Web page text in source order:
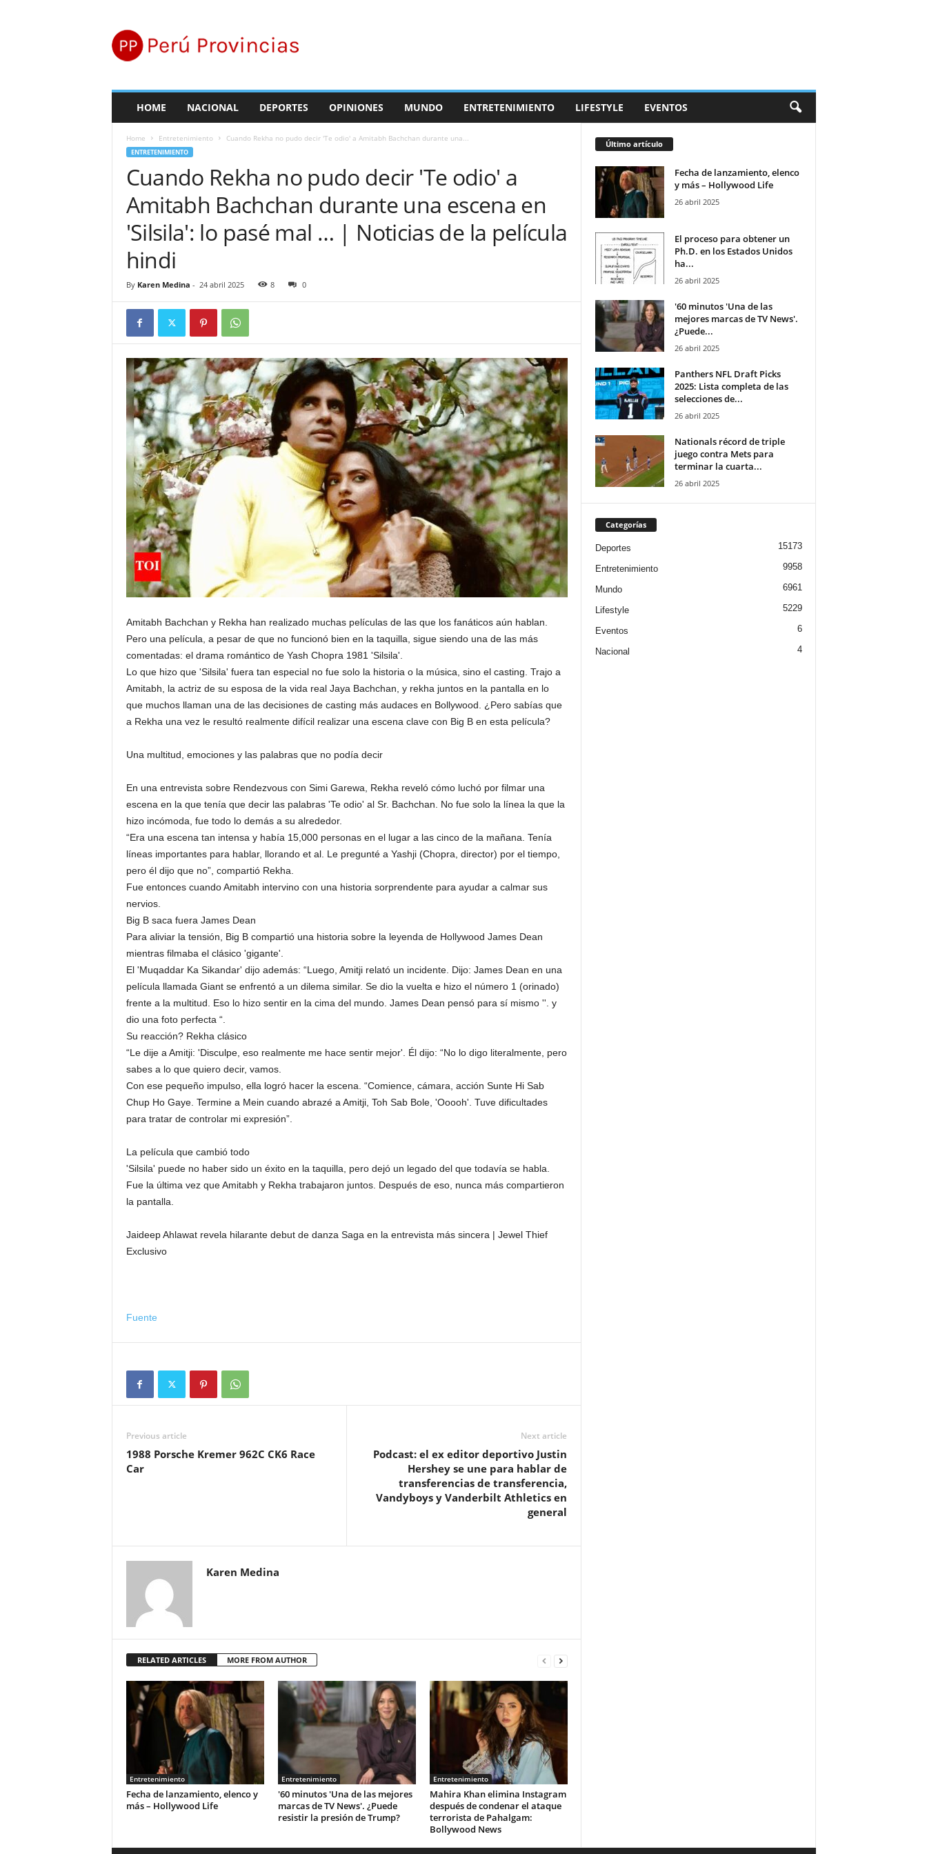
r
ú
HOME NACIONAL DEPORTES OPINIONES MUNDO ENTRETENIMIENTO LIFESTYLE EVENTOS
Home Entretenimiento Cuando Rekha no pudo decir 'Te odio' a Amitabh Bachchan durante una...
ENTRETENIMIENTO
Cuando Rekha no pudo decir 'Te odio' a
Amitabh Bachchan durante una escena en
'Silsila': lo pasé mal … | Noticias de la película
hindi
By Karen Medina - 24 abril 2025 8 0
Amitabh Bachchan y Rekha han realizado muchas películas de las que los fanáticos aún hablan.
Pero una película, a pesar de que no funcionó bien en la taquilla, sigue siendo una de las más
comentadas: el drama romántico de Yash Chopra 1981 'Silsila'.
Lo que hizo que 'Silsila' fuera tan especial no fue solo la historia o la música, sino el casting. Trajo a
Amitabh, la actriz de su esposa de la vida real Jaya Bachchan, y rekha juntos en la pantalla en lo
que muchos llaman una de las decisiones de casting más audaces en Bollywood. ¿Pero sabías que
a Rekha una vez le resultó realmente difícil realizar una escena clave con Big B en esta película?
Una multitud, emociones y las palabras que no podía decir
En una entrevista sobre Rendezvous con Simi Garewa, Rekha reveló cómo luchó por filmar una
escena en la que tenía que decir las palabras 'Te odio' al Sr. Bachchan. No fue solo la línea la que la
hizo incómoda, fue todo lo demás a su alrededor.
“Era una escena tan intensa y había 15,000 personas en el lugar a las cinco de la mañana. Tenía
líneas importantes para hablar, llorando et al. Le pregunté a Yashji (Chopra, director) por el tiempo,
pero él dijo que no”, compartió Rekha.
Fue entonces cuando Amitabh intervino con una historia sorprendente para ayudar a calmar sus
nervios.
Big B saca fuera James Dean
Para aliviar la tensión, Big B compartió una historia sobre la leyenda de Hollywood James Dean
mientras filmaba el clásico 'gigante'.
El 'Muqaddar Ka Sikandar' dijo además: “Luego, Amitji relató un incidente. Dijo: James Dean en una
película llamada Giant se enfrentó a un dilema similar. Se dio la vuelta e hizo el número 1 (orinado)
frente a la multitud. Eso lo hizo sentir en la cima del mundo. James Dean pensó para sí mismo ''. y
dio una foto perfecta “.
Su reacción? Rekha clásico
“Le dije a Amitji: 'Disculpe, eso realmente me hace sentir mejor'. Él dijo: “No lo digo literalmente, pero
sabes a lo que quiero decir, vamos.
Con ese pequeño impulso, ella logró hacer la escena. “Comience, cámara, acción Sunte Hi Sab
Chup Ho Gaye. Termine a Mein cuando abrazé a Amitji, Toh Sab Bole, 'Ooooh'. Tuve dificultades
para tratar de controlar mi expresión”.
La película que cambió todo
'Silsila' puede no haber sido un éxito en la taquilla, pero dejó un legado del que todavía se habla.
Fue la última vez que Amitabh y Rekha trabajaron juntos. Después de eso, nunca más compartieron
la pantalla.
Jaideep Ahlawat revela hilarante debut de danza Saga en la entrevista más sincera | Jewel Thief
Exclusivo
Fuente
Previous article
1988 Porsche Kremer 962C CK6 Race
Car
Next article
Podcast: el ex editor deportivo Justin
Hershey se une para hablar de
transferencias de transferencia,
Vandyboys y Vanderbilt Athletics en
general
Karen Medina
RELATED ARTICLES MORE FROM AUTHOR
Entretenimiento
Fecha de lanzamiento, elenco y
más – Hollywood Life
Entretenimiento
'60 minutos 'Una de las mejores
marcas de TV News'. ¿Puede
resistir la presión de Trump?
Entretenimiento
Mahira Khan elimina Instagram
después de condenar el ataque
terrorista de Pahalgam:
Bollywood News
Último artículo
Fecha de lanzamiento, elenco
y más – Hollywood Life
26 abril 2025
El proceso para obtener un
Ph.D. en los Estados Unidos
ha...
26 abril 2025
'60 minutos 'Una de las
mejores marcas de TV News'.
¿Puede...
26 abril 2025
Panthers NFL Draft Picks
2025: Lista completa de las
selecciones de...
26 abril 2025
Nationals récord de triple
juego contra Mets para
terminar la cuarta...
26 abril 2025
Categorías
Deportes 15173
Entretenimiento 9958
Mundo 6961
Lifestyle 5229
Eventos 6
Nacional 4